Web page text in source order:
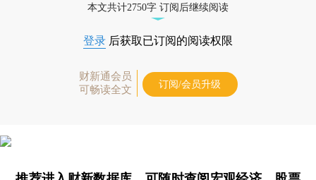
本文共计2750字 订阅后继续阅读
登录 后获取已订阅的阅读权限
财新通会员
可畅读全文
订阅/会员升级